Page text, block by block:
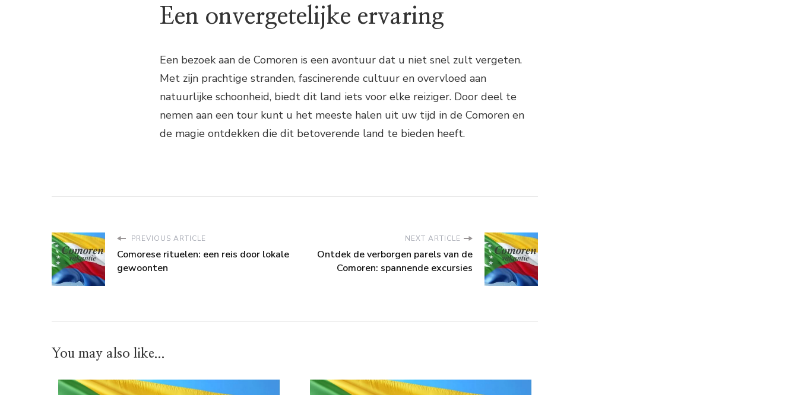
Een onvergetelijke ervaring
Een bezoek aan de Comoren is een avontuur dat u niet snel zult vergeten.
Met zijn prachtige stranden, fascinerende cultuur en overvloed aan
natuurlijke schoonheid, biedt dit land iets voor elke reiziger. Door deel te
nemen aan een tour kunt u het meeste halen uit uw tijd in de Comoren en
de magie ontdekken die dit betoverende land te bieden heeft.
PREVIOUS ARTICLE
Comorese rituelen: een reis door lokale
gewoonten
NEXT ARTICLE
Ontdek de verborgen parels van de
Comoren: spannende excursies
You may also like...